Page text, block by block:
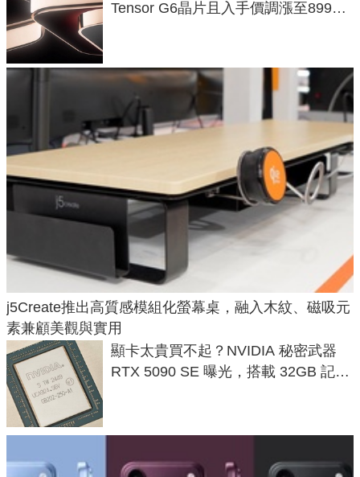
Tensor G6晶片且入手價調漲至899美
j5Create推出高質感模組化螢幕桌，融入木紋、磁吸元
素兼顧美觀與實用
顯卡太貴買不起？NVIDIA 秘密武器
RTX 5090 SE 曝光，搭載 32GB 記憶